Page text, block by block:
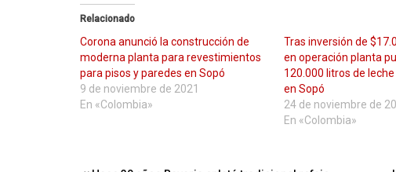
Relacionado
Corona anunció la construcción de
moderna planta para revestimientos
para pisos y paredes en Sopó
9 de noviembre de 2021
En «Colombia»
Tras inversión de
en operación planta
120.000 litros de
en Sopó
24 de noviembre de
En «Colombia»